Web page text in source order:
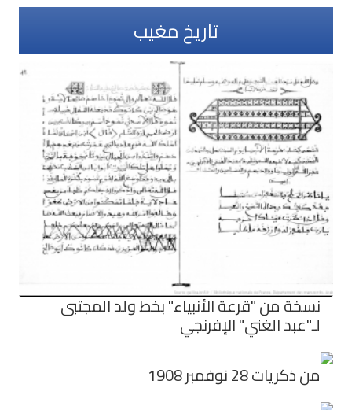
تاريخ مغيب
نسخة من "قرعة الأنبياء" بخط ولد المجتبى
لـ"عبد الغني" الإفرنجي
من ذكريات 28 نوفمبر 1908